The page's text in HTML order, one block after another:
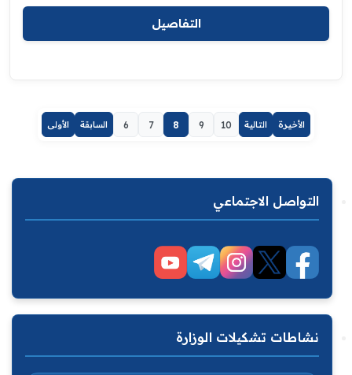
التفاصيل
الأولى السابقة 6 7 8 9 10 التالية الأخيرة
التواصل الاجتماعي
نشاطات تشكيلات الوزارة